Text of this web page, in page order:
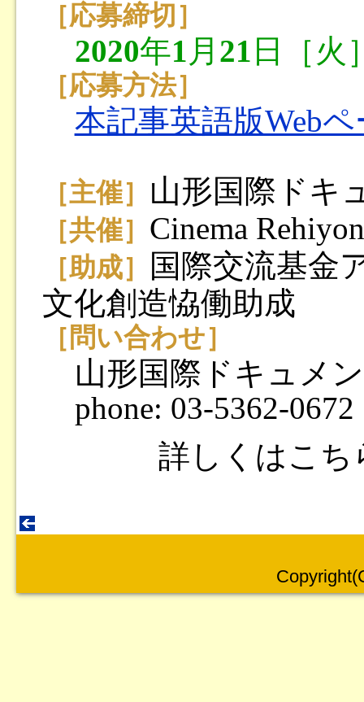
［応募締切］
2020年1 月 21 日［火
［応募方法］
本記事英語版Web
［主催］ 山形国際ドキ
［共催］ Cinema Rehiyon
［助成］
国際交流基金
文化創造恊働助成
［問い合わせ］
山形国際ドキュメ
phone: 03-5362-
詳しくはこ